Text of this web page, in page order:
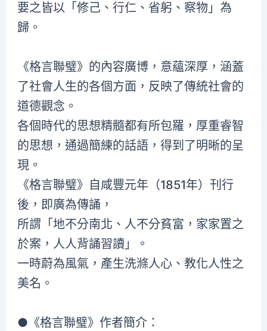
要之皆以「修己、行仁、省躬、察物」為
歸。
《格言聯璧》的內容廣博，意蘊深厚，涵蓋
了社會人生的各個方面，反映了傳統社會的
道德觀念。
各個時代的思想精髓都有所包羅，厚重睿智
的思想，通過簡練的話語，得到了明晰的呈
現。
《格言聯璧》自咸豐元年（1851年）刊行
後，即廣為傳誦，
所謂「地不分南北、人不分貧富，家家置之
於案，人人背誦習讀」。
一時蔚為風氣，產生洗滌人心、教化人性之
美名。
●《格言聯璧》作者簡介：